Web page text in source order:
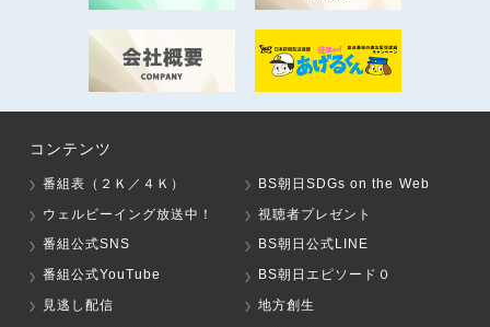
コンテンツ
番組表（２Ｋ／４Ｋ）
BS朝日SDGs on the Web
ウェルビーイング放送中！
視聴者プレゼント
番組公式SNS
BS朝日公式LINE
番組公式YouTube
BS朝日エピソード０
見逃し配信
地方創生